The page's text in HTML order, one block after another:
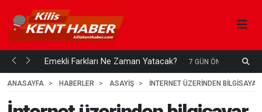
mi... Emekli Farkları Ne Zaman Yatacak? 7 GÜN ÖNCE
ANASAYFA
HABERLER ASAYİŞ İNTERNET ÜZERINDEN